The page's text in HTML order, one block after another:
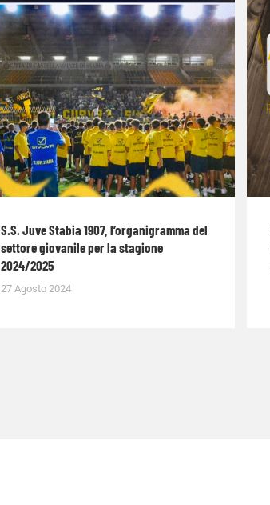
S.S. Juve Stabia 1907, l’organigramma del
settore giovanile per la stagione
2024/2025
27 Agosto 2024